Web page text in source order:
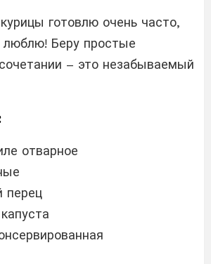
готовлю очень часто,
люблю! Беру простые
– это незабываемый
отварное
перец